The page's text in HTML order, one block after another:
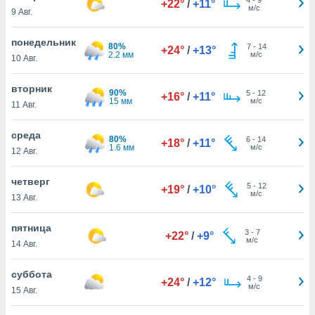
действия
рекламу
нашей
cookie
cookie
в
нашего
9 Авг.
+22° / +11°
м/с
понедельник
10 Авг.
80%
2.2 мм
+24° / +13° 7- 14
м/с
вторник
11 Авг.
90%
15 мм
+16° / +11° 5 - 12
м/с
среда
12 Авг.
80%
1.6 мм
+18° / +11° 6 - 14
м/с
четверг
13 Авг.
+19° / +10° 5- 12
м/с
пятница
14 Авг.
+22° / +9° 3- 7
м/с
суббота
15 Авг.
+24° / +12° 4- 9
м/с